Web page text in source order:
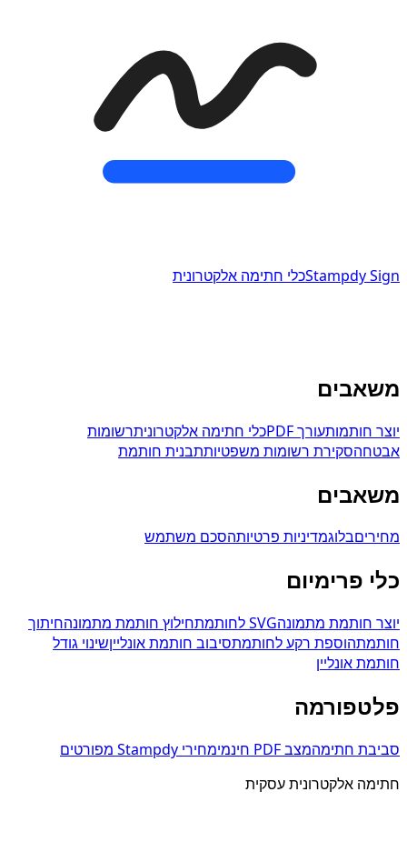
Stampdy Signכלי חתימה אלקטרונית
משאבים
יוצר חותמותעורך PDF כלי חתימה אלקטרוניתרשומות
אבטחהסקירת רשומות משפטיותתבנית חותמת
משאבים
מחיריםבלוגמדיניות פרטיותהסכם משתמש
כלי פרימיום
יוצר חותמת מתמונהSVG לחותמת חילוץ חותמת מתמונהחיתוך
חותמתהוספת רקע לחותמתסיבוב חותמת אונלייןשינוי גודל
חותמת אונליין
פלטפורמה
סביבת חתימהמצב PDF חינמי
מחירי Stampdy מפורטים
חתימה אלקטרונית עסקית